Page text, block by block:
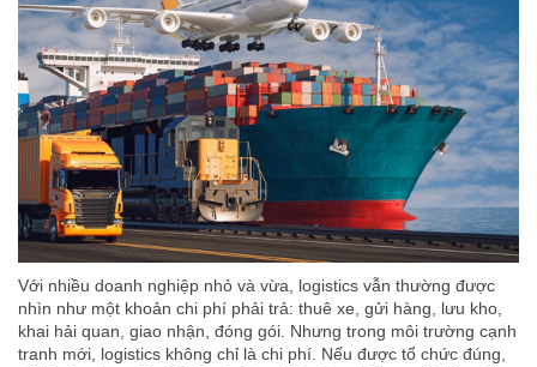
Với nhiều doanh nghiệp nhỏ và vừa, logistics vẫn thường được
nhìn như một khoản chi phí phải trả: thuê xe, gửi hàng, lưu kho,
khai hải quan, giao nhận, đóng gói. Nhưng trong môi trường cạnh
tranh mới, logistics không chỉ là chi phí. Nếu được tổ chức đúng,